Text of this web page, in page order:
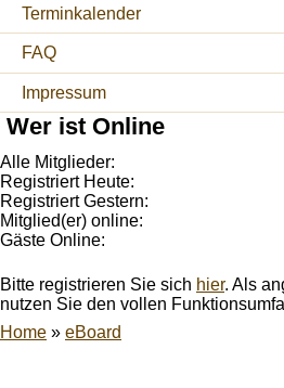
Terminkalender
FAQ
Impressum
Wer ist Online
Alle Mitglieder:
Registriert Heute:
Registriert Gestern:
Mitglied(er) online:
Gäste Online:
Bitte registrieren Sie sich hier. Als
nutzen Sie den vollen
Home » eBoard